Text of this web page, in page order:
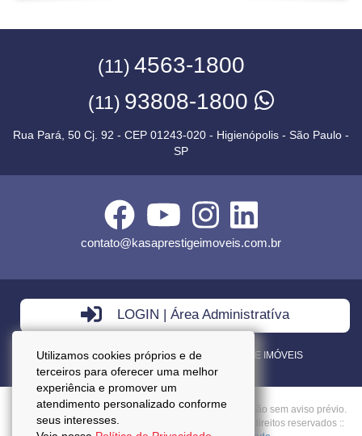
Utilizamos cookies próprios e de
terceiros para oferecer uma melhor
experiência e promover um
atendimento personalizado conforme
seus interesses.
(11) 4563-1800
(11) 93808-1800
Rua Pará, 50 Cj. 92 - CEP 01243-020 - Higienópolis - São Paulo -
SP
contato@kasaprestigeimoveis.com.br
LOGIN | Área Administratíva
VENDA - LOCAÇÃO - ADMINISTRAÇÃO DE IMÓVEIS
Preços mencionados neste site estão sujeitos a alteração sem aviso prévio.
Copyright © 2026 - Kasa Prestige Imoveis :: Todos os direitos reservados ::